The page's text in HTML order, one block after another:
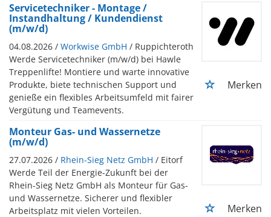
Servicetechniker - Montage /
Instandhaltung / Kundendienst
(m/w/d)
04.08.2026 / Workwise GmbH / Ruppichteroth
Werde Servicetechniker (m/w/d) bei Hawle
Treppenlifte! Montiere und warte innovative
Produkte, biete technischen Support und
genieße ein flexibles Arbeitsumfeld mit fairer
Vergütung und Teamevents.
Merken
Monteur Gas- und Wassernetze
(m/w/d)
27.07.2026 / Rhein-Sieg Netz GmbH / Eitorf
Werde Teil der Energie-Zukunft bei der
Rhein-Sieg Netz GmbH als Monteur für Gas-
und Wassernetze. Sicherer und flexibler
Arbeitsplatz mit vielen Vorteilen.
Merken